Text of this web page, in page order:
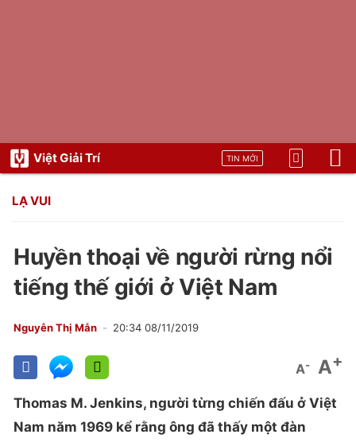
Việt Giải Trí TIN MỚI
LẠ VUI
Huyền thoại về người rừng nổi
tiếng thế giới ở Việt Nam
Nguyễn Thị Mẫn 20:34 08/11/2019
A- A+
Thomas M. Jenkins, người từng chiến đấu ở Việt
Nam năm 1969 kể rằng ông đã thấy một đàn